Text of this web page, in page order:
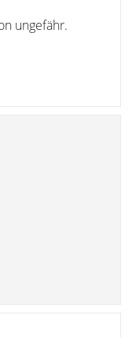
ungefähr.